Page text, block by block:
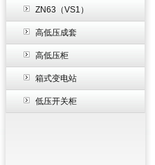
ZN63（VS1）
高低压成套
高低压柜
箱式变电站
低压开关柜